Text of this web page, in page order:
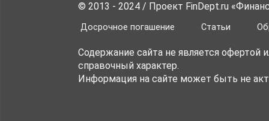
© 2013 - 2024 / Проект FinDept.ru
Досрочное погашение Статьи
Содержание сайта не является
справочный характер.
Информация на сайте может быть не